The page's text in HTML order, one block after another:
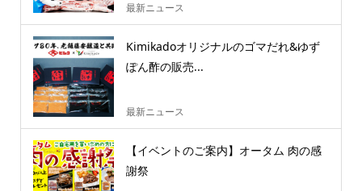
最新ニュース
Kimikadoオリジナルのゴマだれ&ゆず
ぽん酢の販売...
最新ニュース
【イベントのご案内】オータム 肉の感
謝祭